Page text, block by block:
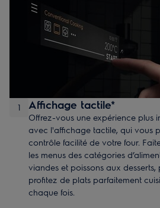
1 Affichage tactile*
Offrez-vous une expérience plus
avec l'affichage tactile, qui vous
contrôle facilité de votre four.
les menus des catégories
viandes et poissons aux desserts,
profitez de plats parfaitement
chaque fois.